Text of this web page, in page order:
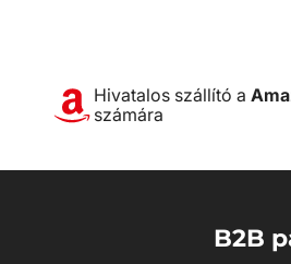
Hivatalos szállító a
számára
B2B